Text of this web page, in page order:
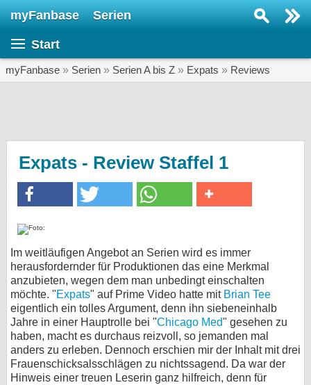
myFanbase Serien
Start
myFanbase » Serien » Serien A bis Z » Expats » Reviews
Expats - Review Staffel 1
Im weitläufigen Angebot an Serien wird es immer
herausfordernder für Produktionen das eine Merkmal
anzubieten, wegen dem man unbedingt einschalten
möchte. "Expats" auf Prime Video hatte mit Brian Tee
eigentlich ein tolles Argument, denn ihn siebeneinhalb
Jahre in einer Hauptrolle bei "Chicago Med" gesehen zu
haben, macht es durchaus reizvoll, so jemanden mal
anders zu erleben. Dennoch erschien mir der Inhalt mit drei
Frauenschicksalsschlägen zu nichtssagend. Da war der
Hinweis einer treuen Leserin ganz hilfreich, denn für
SERIEN
Veranstaltungen
KULTUR
SERVICE
Gewinnspiele
Forum
bei X
bei Facebook